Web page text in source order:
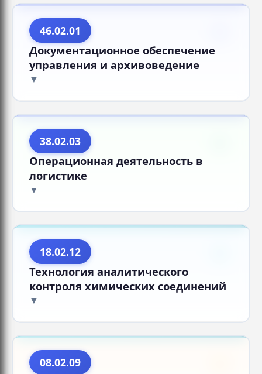
46.02.01
Документационное обеспечение
управления и архивоведение
38.02.03
Операционная деятельность в
логистике
18.02.12
Технология аналитического
контроля химических соединений
08.02.09